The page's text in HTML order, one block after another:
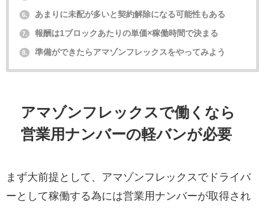
6. あまりに未配が多いと契約解除になる可能性もある
7. 報酬は1ブロックあたりの単価×稼働時間で決まる
8. 準備ができたらアマゾンフレックスをやってみよう
アマゾンフレックスで働くなら
営業用ナンバーの軽バンが必要
まず大前提として、アマゾンフレックスでドライバ
ーとして稼働する為には営業用ナンバーが取得され